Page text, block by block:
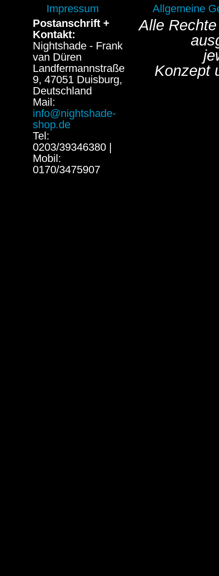
Impressum
Allgemeine
Postanschrift +
Kontakt:
Nightshade - Frank
van Düren
Landfermannstraße
9, 47051 Duisburg,
Deutschland
Mail:
info@nightshade-
shop.de
Tel:
0203/39346380 |
Mobil:
0170/3475907
Alle
Konzept